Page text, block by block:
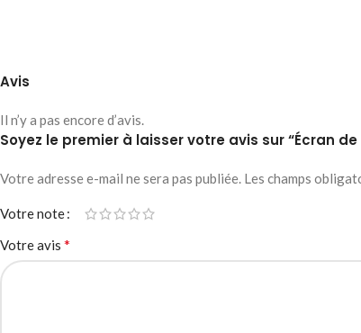
Avis
Il n’y a pas encore d’avis.
Soyez le premier à laisser votre avis sur “Écran de
Votre adresse e-mail ne sera pas publiée. Les champs
Votre note
Votre avis *